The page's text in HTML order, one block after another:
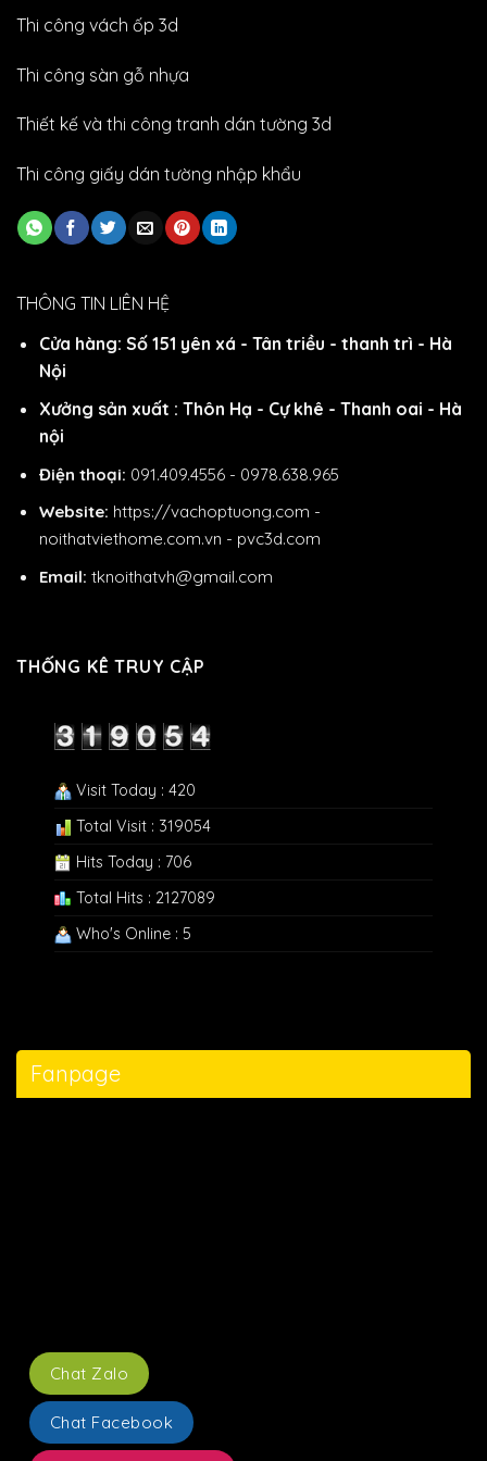
Chat Zalo
Chat Facebook
Thi công vách ốp 3d
Thi công sàn gỗ nhựa
Thiết kế và thi công tranh dán tường 3d
Thi công giấy dán tường nhập khẩu
THÔNG TIN LIÊN HỆ
Cửa hàng: Số 151 yên xá - Tân triều - thanh trì - Hà
Nội
Xưởng sản xuất : Thôn Hạ - Cự khê - Thanh oai - Hà
nội
Điện thoại: 091.409.4556 - 0978.638.965
Website: https://vachoptuong.com -
noithatviethome.com.vn - pvc3d.com
Email: tknoithatvh@gmail.com
THỐNG KÊ TRUY CẬP
Visit Today : 420
Total Visit : 319054
Hits Today : 706
Total Hits : 2127089
Who's Online : 5
Fanpage